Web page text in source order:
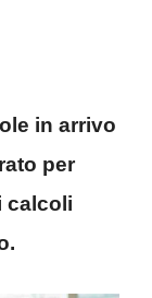
in arrivo
per
calcoli